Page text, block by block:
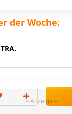
der Woche: